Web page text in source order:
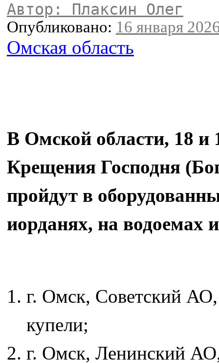
Автор: Плаксин Олег
Опубликовано: 16 января
Омская область
В Омской области, 18 и
Крещения Господня
пройдут в
иорданях, на водоемах
г. Омск, Советский
купели;
г. Омск, Ленинский